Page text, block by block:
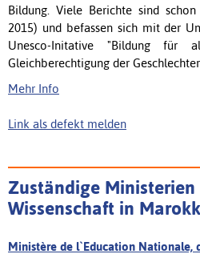
Bildung. Viele Berichte sind
2015) und befassen sich mit der
Unesco-Initative "Bildung
Gleichberechtigung der
Mehr Info
Link als defekt melden
Zuständige
Wissenschaft in
Ministère de l`Education Nationale,